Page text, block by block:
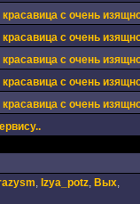
с очень
с очень
с очень
с очень
с очень
, Izya_potz, Вых,